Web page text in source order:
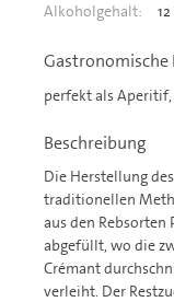
Alkoholgehalt:
perfekt als Aperitif,
Beschreibung
Die Herstellung
traditionellen
aus den Rebsorten
abgefüllt, wo die
Crémant
verleiht. Der